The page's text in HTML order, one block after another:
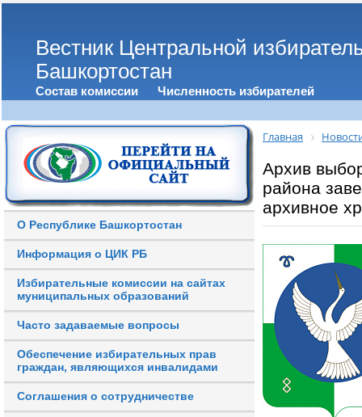
Вестник Центральной
Башкортостан
Состав комиссии Численность избирателей
О Республике Башкортостан
Информация о ЦИК РБ
Избирательные комиссии на сайтах
муниципальных образований
Часто задаваемые вопросы
Обеспечение избирательных прав
граждан, являющихся инвалидами
Соглашения о сотрудничестве
Главная
Архив
района
архивное